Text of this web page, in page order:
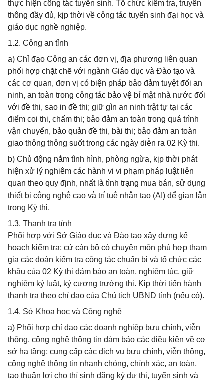
thực hiện công tác tuyển sinh. Tổ chức kiểm tra, truyền
thông đầy đủ, kịp thời về công tác tuyển sinh đại học và
giáo dục nghề nghiệp.
1.2. Công an tỉnh
a) Chỉ đạo Công an các đơn vị, địa phương liên quan
phối hợp chặt chẽ với ngành Giáo dục và Đào tạo và
các cơ quan, đơn vị có biện pháp bảo đảm tuyệt đối an
ninh, an toàn trong công tác bảo vệ bí mật nhà nước đối
với đề thi, sao in đề thi; giữ gìn an ninh trật tự tại các
điểm coi thi, chấm thi; bảo đảm an toàn trong quá trình
vận chuyển, bảo quản đề thi, bài thi; bảo đảm an toàn
giao thông thông suốt trong các ngày diễn ra 02 Kỳ thi.
b) Chủ động nắm tình hình, phòng ngừa, kịp thời phát
hiện xử lý nghiêm các hành vi vi phạm pháp luật liên
quan theo quy định, nhất là tình trạng mua bán, sử dụng
thiết bị công nghệ cao và trí tuệ nhân tạo (AI) để gian lận
trong Kỳ thi.
1.3. Thanh tra tỉnh
Phối hợp với Sở Giáo dục và Đào tạo xây dựng kế
hoạch kiểm tra; cử cán bộ có chuyên môn phù hợp tham
gia các đoàn kiểm tra công tác chuẩn bị và tổ chức các
khâu của 02 Kỳ thi đảm bảo an toàn, nghiêm túc, giữ
nghiêm kỷ luật, kỷ cương trường thi. Kịp thời tiến hành
thanh tra theo chỉ đạo của Chủ tịch UBND tỉnh (nếu có).
1.4. Sở Khoa học và Công nghệ
a) Phối hợp chỉ đạo các doanh nghiệp bưu chính, viễn
thông, công nghệ thông tin đảm bảo các điều kiện về cơ
sở hạ tầng; cung cấp các dịch vụ bưu chính, viễn thông,
công nghệ thông tin nhanh chóng, chính xác, an toàn,
tạo thuận lợi cho thí sinh đăng ký dự thi, tuyển sinh và